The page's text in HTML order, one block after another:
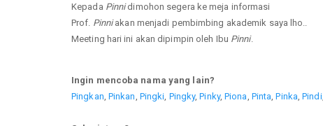
Kepada Pinnidimohon segera ke meja informasi
Prof. Pinniakan menjadi pembimbing akademik saya lho..
Meeting hari ini akan dipimpin oleh Ibu Pinni.
Ingin mencoba nama yang lain?
Pingkan Pinkan Pingki Pingky,Pinky,Piona Pinta ,Pinka ,Pindi,